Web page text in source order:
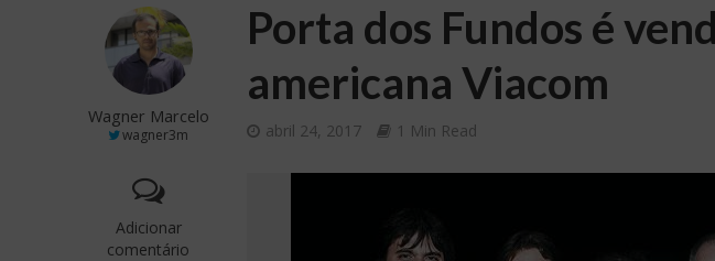
Wagner Marcelo
wagner3m
Adicionar
comentário
Porta dos Fundos é
americana Viacom
abril 24, 2017 1 Min Read